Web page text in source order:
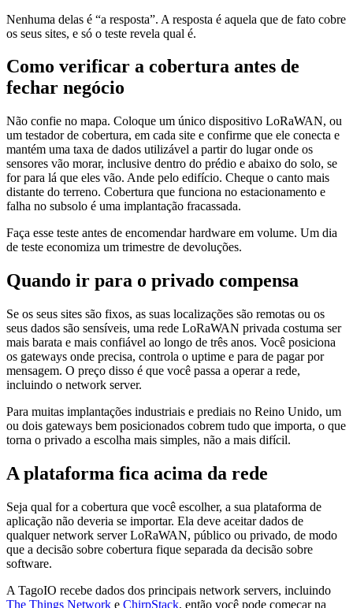
Nenhuma delas é “a resposta”. A resposta é aquela que de fato cobre
os seus sites, e só o teste revela qual é.
Como verificar a cobertura antes de
fechar negócio
Não confie no mapa. Coloque um único dispositivo LoRaWAN, ou
um testador de cobertura, em cada site e confirme que ele conecta e
mantém uma taxa de dados utilizável a partir do lugar onde os
sensores vão morar, inclusive dentro do prédio e abaixo do solo, se
for para lá que eles vão. Ande pelo edifício. Cheque o canto mais
distante do terreno. Cobertura que funciona no estacionamento e
falha no subsolo é uma implantação fracassada.
Faça esse teste antes de encomendar hardware em volume. Um dia
de teste economiza um trimestre de devoluções.
Quando ir para o privado compensa
Se os seus sites são fixos, as suas localizações são remotas ou os
seus dados são sensíveis, uma rede LoRaWAN privada costuma ser
mais barata e mais confiável ao longo de três anos. Você posiciona
os gateways onde precisa, controla o uptime e para de pagar por
mensagem. O preço disso é que você passa a operar a rede,
incluindo o network server.
Para muitas implantações industriais e prediais no Reino Unido, um
ou dois gateways bem posicionados cobrem tudo que importa, o que
torna o privado a escolha mais simples, não a mais difícil.
A plataforma fica acima da rede
Seja qual for a cobertura que você escolher, a sua plataforma de
aplicação não deveria se importar. Ela deve aceitar dados de
qualquer network server LoRaWAN, público ou privado, de modo
que a decisão sobre cobertura fique separada da decisão sobre
software.
A TagoIO recebe dados dos principais network servers, incluindo
The Things Network e ChirpStack, então você pode começar na